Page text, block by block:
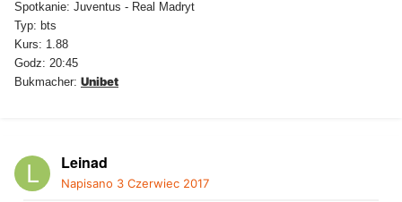
Spotkanie: Juventus - Real Madryt
Typ: bts
Kurs: 1.88
Godz: 20:45
Bukmacher: Unibet
Leinad
Napisano 3 Czerwiec 2017